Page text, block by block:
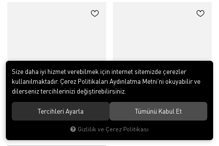
Poylin P112 Katlanabilir Tekerlekli
Sandalye
Poylin P980 Çocuk tekerlekli
Size daha iyi hizmet verebilmek için internet sitemizde çerezler
kullanılmaktadır. Çerez Politikaları Aydınlatma Metni’ni okuyabilir ve
dilerseniz tercihlerinizi değiştirebilirsiniz.
Tercihleri Ayarla Tümünü Kabul Et
Gizlilik ve Çerez Politikası